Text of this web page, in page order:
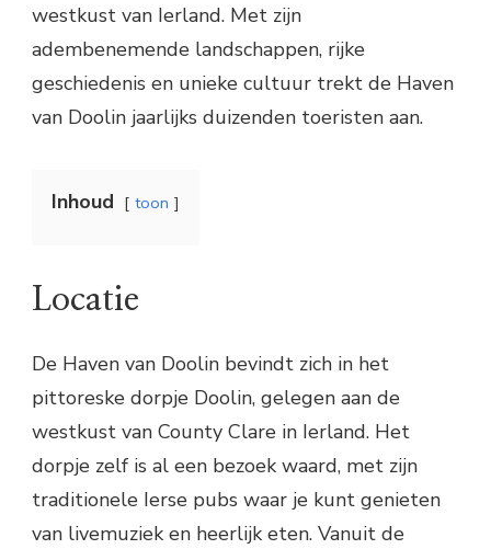
westkust van Ierland. Met zijn
adembenemende landschappen, rijke
geschiedenis en unieke cultuur trekt de Haven
van Doolin jaarlijks duizenden toeristen aan.
Inhoud toon
Locatie
De Haven van Doolin bevindt zich in het
pittoreske dorpje Doolin, gelegen aan de
westkust van County Clare in Ierland. Het
dorpje zelf is al een bezoek waard, met zijn
traditionele Ierse pubs waar je kunt genieten
van livemuziek en heerlijk eten. Vanuit de